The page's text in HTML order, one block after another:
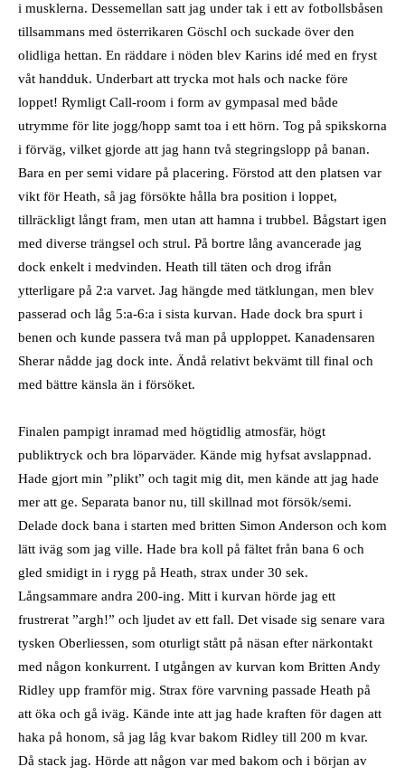
i musklerna. Dessemellan satt jag under tak i ett av fotbollsbåsen
tillsammans med österrikaren Göschl och suckade över den
olidliga hettan. En räddare i nöden blev Karins idé med en fryst
våt handduk. Underbart att trycka mot hals och nacke före
loppet! Rymligt Call-room i form av gympasal med både
utrymme för lite jogg/hopp samt toa i ett hörn. Tog på spikskorna
i förväg, vilket gjorde att jag hann två stegringslopp på banan.
Bara en per semi vidare på placering. Förstod att den platsen var
vikt för Heath, så jag försökte hålla bra position i loppet,
tillräckligt långt fram, men utan att hamna i trubbel. Bågstart igen
med diverse trängsel och strul. På bortre lång avancerade jag
dock enkelt i medvinden. Heath till täten och drog ifrån
ytterligare på 2:a varvet. Jag hängde med tätklungan, men blev
passerad och låg 5:a-6:a i sista kurvan. Hade dock bra spurt i
benen och kunde passera två man på upploppet. Kanadensaren
Sherar nådde jag dock inte. Ändå relativt bekvämt till final och
med bättre känsla än i försöket.
Finalen pampigt inramad med högtidlig atmosfär, högt
publiktryck och bra löparväder. Kände mig hyfsat avslappnad.
Hade gjort min ”plikt” och tagit mig dit, men kände att jag hade
mer att ge. Separata banor nu, till skillnad mot försök/semi.
Delade dock bana i starten med britten Simon Anderson och kom
lätt iväg som jag ville. Hade bra koll på fältet från bana 6 och
gled smidigt in i rygg på Heath, strax under 30 sek.
Långsammare andra 200-ing. Mitt i kurvan hörde jag ett
frustrerat ”argh!” och ljudet av ett fall. Det visade sig senare vara
tysken Oberliessen, som oturligt stått på näsan efter närkontakt
med någon konkurrent. I utgången av kurvan kom Britten Andy
Ridley upp framför mig. Strax före varvning passade Heath på
att öka och gå iväg. Kände inte att jag hade kraften för dagen att
haka på honom, så jag låg kvar bakom Ridley till 200 m kvar.
Då stack jag. Hörde att någon var med bakom och i början av